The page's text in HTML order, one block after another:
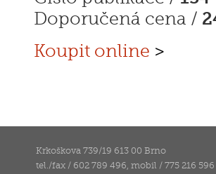
Doporučená cena /
Koupit online >
Krkoškova 739/19 613 00 Brno
tel./fax / 602 789 496, mobil / 775 216 596